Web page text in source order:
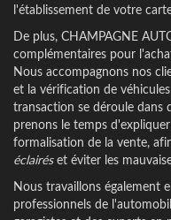
l'établissement de votre
De plus, CHAMPAGNE
complémentaires pour
Nous accompagnons nos
et la vérification de
transaction se déroule dans
prenons le temps
formalisation de la vente,
éclairéset éviter les
Nous travaillons également
professionnels de